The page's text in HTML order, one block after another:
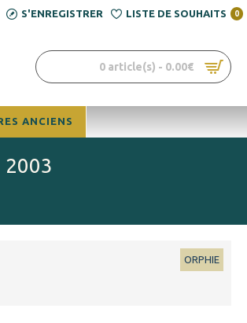
S'ENREGISTRER LISTE DE SOUHAITS 0
0 article(s) - 0.00€
ANCIENS
2003
ORPHIE